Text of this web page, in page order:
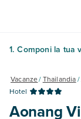
1. Componi la tua
Vacanze/Thailandia/
Hotel
Aonang